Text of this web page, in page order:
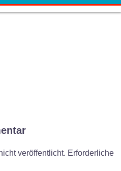
veröffentlicht. Erforderliche